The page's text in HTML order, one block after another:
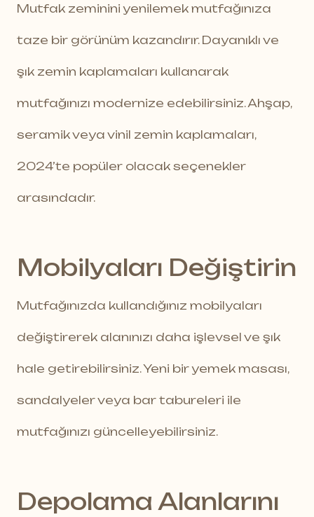
Mutfak zeminini yenilemek mutfağınıza
taze bir görünüm kazandırır. Dayanıklı ve
şık zemin kaplamaları kullanarak
mutfağınızı modernize edebilirsiniz. Ahşap,
seramik veya vinil zemin kaplamaları,
2024’te popüler olacak seçenekler
arasındadır.
Mobilyaları Değiştirin
Mutfağınızda kullandığınız mobilyaları
değiştirerek alanınızı daha işlevsel ve şık
hale getirebilirsiniz. Yeni bir yemek masası,
sandalyeler veya bar tabureleri ile
mutfağınızı güncelleyebilirsiniz.
Depolama Alanlarını